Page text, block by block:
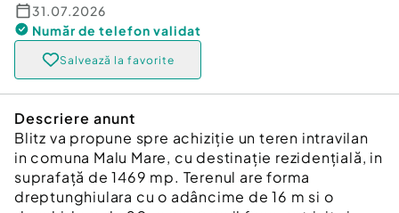
31.07.2026
Număr de telefon validat
Salvează la favorite
Descriere anunt
Blitz va propune spre achiziție un teren intravilan
in comuna Malu Mare, cu destinație rezidențială, in
suprafață de 1469 mp. Terenul are forma
dreptunghiulara cu o adâncime de 16 m si o